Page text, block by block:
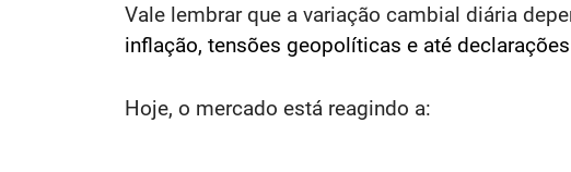
Vale lembrar que a variação cambial diária
inflação, tensões geopolíticas e até
Hoje, o mercado está reagindo a: